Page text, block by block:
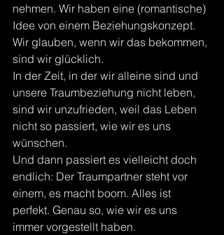
nehmen. Wir haben eine (romantische)
Idee von einem Beziehungskonzept.
Wir glauben, wenn wir das bekommen,
sind wir glücklich.
In der Zeit, in der wir alleine sind und
unsere Traumbeziehung nicht leben,
sind wir unzufrieden, weil das Leben
nicht so passiert, wie wir es uns
wünschen.
Und dann passiert es vielleicht doch
endlich: Der Traumpartner steht vor
einem, es macht boom. Alles ist
perfekt. Genau so, wie wir es uns
immer vorgestellt haben.